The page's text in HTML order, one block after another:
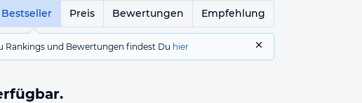
Bestseller Preis Bewertungen Empfehlung
Rankings und Bewertungen findest Du hier